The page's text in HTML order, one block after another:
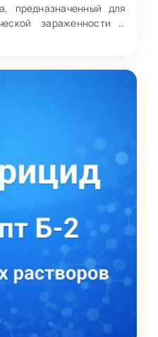
предназначенный для
зараженности в